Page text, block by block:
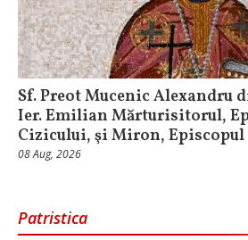
Sf. Preot Mucenic Alexandru
Ier. Emilian Mărturisitorul,
Cizicului, şi Miron, Episcopul
08 Aug, 2026
Patristica